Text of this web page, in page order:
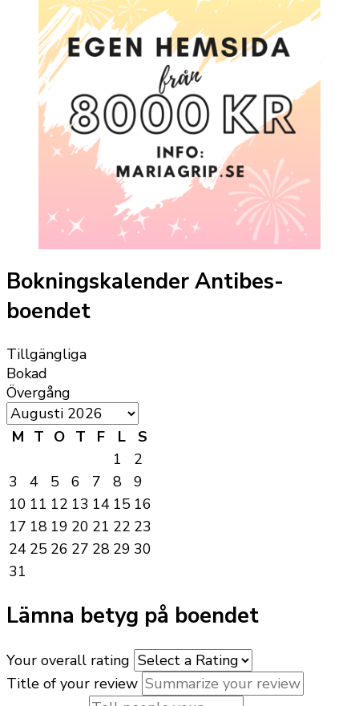
Bokningskalender Antibes-
boendet
Tillgängliga
Bokad
Övergång
M T O T F L
S
1
2
3
4 5 6 7 8
9
10 11 12 13 14 15 16
17 18 19 20 21 22 23
24 25 26 27 28 29 30
31
Lämna betyg på boendet
Your overall rating
Title of your review